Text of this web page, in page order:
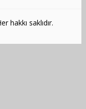
hakkı saklıdır.